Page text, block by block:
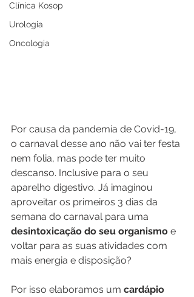
Clínica Kosop
Urologia
Oncologia
Por causa da pandemia de Covid-19,
o carnaval desse ano não vai ter festa
nem folia, mas pode ter muito
descanso. Inclusive para o seu
aparelho digestivo. Já imaginou
aproveitar os primeiros 3 dias da
semana do carnaval para uma
desintoxicação do seu organismo e
voltar para as suas atividades com
mais energia e disposição?
Por isso elaboramos um cardápio